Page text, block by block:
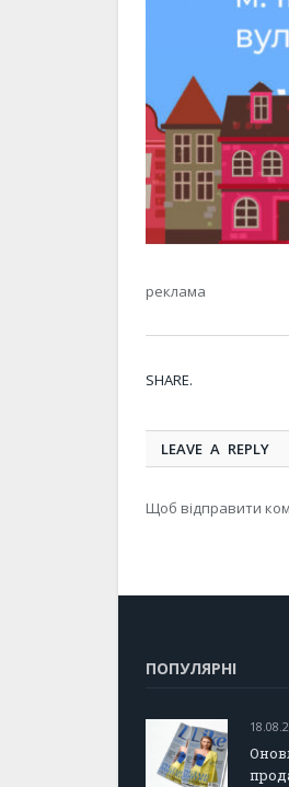
реклама
SHARE.
LEAVE A REPLY
Щоб відправити
ПОПУЛЯРНІ